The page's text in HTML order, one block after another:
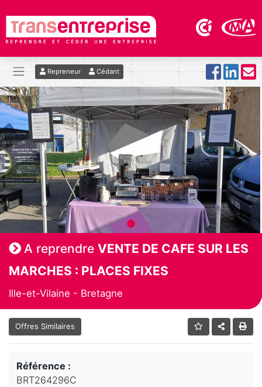
Repreneur Cédant
A reprendre VENTE DE CAFE SUR LES
MARCHES : PLACES FIXES
Ille-et-Vilaine - Bretagne
Offres Similaires
Référence :
BRT264296C